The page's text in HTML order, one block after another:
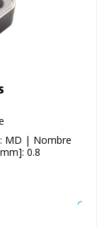
MD | Nombre
0.8